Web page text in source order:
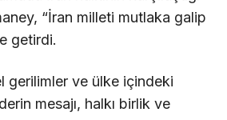
“İran milleti mutlaka galip
getirdi.
gerilimler ve ülke içindeki
mesajı, halkı birlik ve